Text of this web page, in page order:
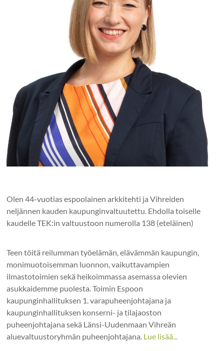
Olen 44-vuotias espoolainen arkkitehti ja Vihreiden
neljännen kauden kaupunginvaltuutettu. Ehdolla toiselle
kaudelle TEK:in valtuustoon numerolla 138 (eteläinen)
Teen töitä reilumman työelämän, elävämmän kaupungin,
monimuotoisemman luonnon, vaikuttavampien
ilmastotoimien sekä heikoimmassa asemassa olevien
asukkaidemme puolesta. Toimin Espoon
kaupunginhallituksen 1. varapuheenjohtajana ja
kaupunginhallituksen konserni- ja tilajaoston
puheenjohtajana sekä Länsi-Uudenmaan Vihreän
aluevaltuustoryhmän puheenjohtajana. Lue lisää...